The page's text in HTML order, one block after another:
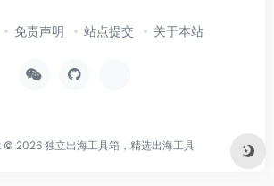
免责声明 站点提交 关于本站
© 2026 独立出海工具箱，精选出海工具